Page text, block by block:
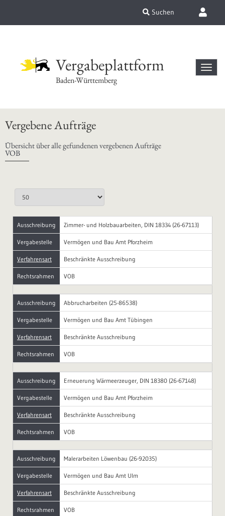
Suchen
Vergabeplattform
Baden-Württemberg
Vergebene Aufträge
Übersicht über alle gefundenen vergebenen Aufträge
VOB
Ausschreibung Zimmer- und Holzbauarbeiten, DIN 18334 (26-67113)
Vergabestelle Vermögen und Bau Amt Pforzheim
Verfahrensart Beschränkte Ausschreibung
Rechtsrahmen VOB
Ausschreibung Abbrucharbeiten (25-86538)
Vergabestelle Vermögen und Bau Amt Tübingen
Verfahrensart Beschränkte Ausschreibung
Rechtsrahmen VOB
Ausschreibung Erneuerung Wärmeerzeuger, DIN 18380 (26-67148)
Vergabestelle Vermögen und Bau Amt Pforzheim
Verfahrensart Beschränkte Ausschreibung
Rechtsrahmen VOB
Ausschreibung Malerarbeiten Löwenbau (26-92035)
Vergabestelle Vermögen und Bau Amt Ulm
Verfahrensart Beschränkte Ausschreibung
Rechtsrahmen VOB